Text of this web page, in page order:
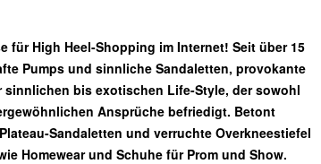
für High Heel-Shopping im Internet! Seit über 15
Pumps und sinnliche Sandaletten, provokante
sinnlichen bis exotischen Life-Style, der sowohl
Ansprüche befriedigt. Betont
Sandaletten und verruchte Overkneestiefel
Homewear und Schuhe für Prom und Show.